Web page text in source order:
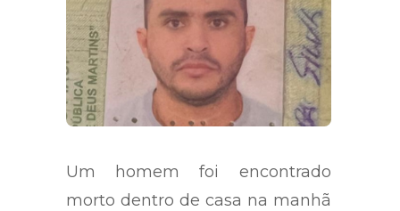
Um homem foi encontrado
morto dentro de casa na manhã